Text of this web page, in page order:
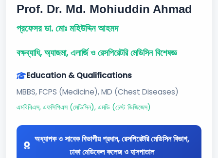
Prof. Dr. Md. Mohiuddin Ahmad
প্রফেসর ডা. মোঃ মহিউদ্দিন আহমদ
বক্ষব্যাধি, অ্যাজমা, এলার্জি ও রেসপিরেটরি মেডিসিন বিশেষজ্ঞ
Education & Qualifications
MBBS, FCPS (Medicine), MD (Chest Diseases)
এমবিবিএস, এফসিপিএস (মেডিসিন), এমডি (চেস্ট ডিজিজেস)
অধ্যাপক ও সাবেক বিভাগীয় প্রধান, রেসপিরেটরি মেডিসিন বিভাগ,
ঢাকা মেডিকেল কলেজ ও হাসপাতাল